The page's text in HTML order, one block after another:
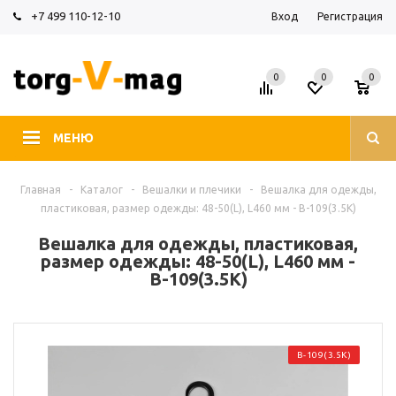
+7 499 110-12-10 Вход Регистрация
МЕНЮ
0 0
0
Главная - Каталог - Вешалки и плечики -
Вешалка для одежды,
пластиковая, размер одежды: 48-50(L), L460 мм - В-109(3.5К)
Вешалка для одежды, пластиковая,
размер одежды: 48-50(L), L460 мм -
В-109(3.5К)
В-109(3.5К)